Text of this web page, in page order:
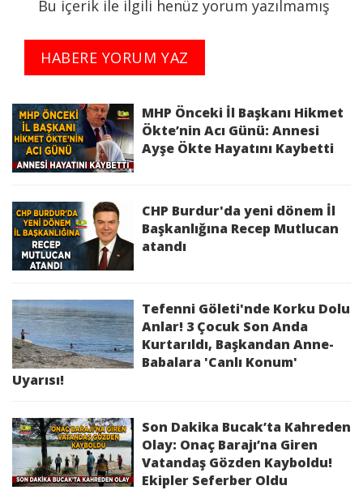
alanlarında da çeşitli çalışmalar yürüttüklerini
yaşatmaya yönelik projelerin devam edeceğini
söyledi.
yanıtlayan Mustafa Düger, projenin temel
amacının sadece isimlerin yaşatılması değil, Ahi
Evran ve Neşet Ertaş’ın temsil ettiği değerlerin
gelecek kuşaklara aktarılması olduğunu ifade
Bu içerik ile ilgili henüz yorum yazılmamış
HABERE YORUM YAZ
MHP Önceki İl Başkanı Hikmet
Ökte’nin Acı Günü: Annesi
Ayşe Ökte Hayatını Kaybetti
CHP Burdur'da yeni dönem İl
Başkanlığına Recep Mutlucan
atandı
Tefenni Göleti'nde Korku Dolu
Anlar! 3 Çocuk Son Anda
Kurtarıldı, Başkandan Anne-
Babalara 'Canlı Konum'
Uyarısı!
Son Dakika Bucak’ta Kahreden
Olay: Onaç Barajı’na Giren
Vatandaş Gözden Kayboldu!
Ekipler Seferber Oldu